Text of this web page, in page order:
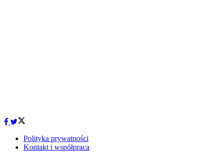
Polityka prywatności
Kontakt i współpraca